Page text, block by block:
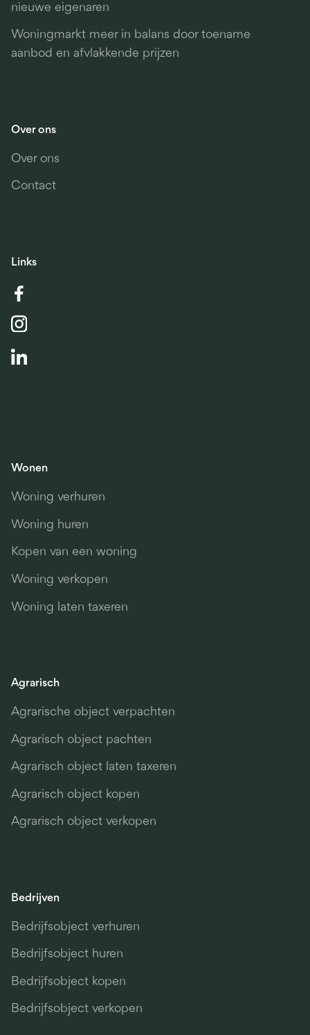
nieuwe eigenaren
Woningmarkt meer in balans door toename
aanbod en afvlakkende prijzen
Over ons
Over ons
Contact
Links
Wonen
Woning verhuren
Woning huren
Kopen van een woning
Woning verkopen
Woning laten taxeren
Agrarisch
Agrarische object verpachten
Agrarisch object pachten
Agrarisch object laten taxeren
Agrarisch object kopen
Agrarisch object verkopen
Bedrijven
Bedrijfsobject verhuren
Bedrijfsobject huren
Bedrijfsobject kopen
Bedrijfsobject verkopen